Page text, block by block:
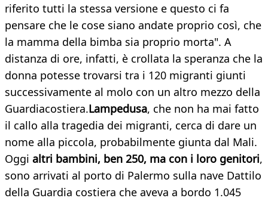
riferito tutti la stessa versione e questo ci fa
pensare che le cose siano andate proprio così, che
la mamma della bimba sia proprio morta". A
distanza di ore, infatti, è crollata la speranza che la
donna potesse trovarsi tra i 120 migranti giunti
successivamente al molo con un altro mezzo della
Guardiacostiera.Lampedusa, che non ha mai fatto
il callo alla tragedia dei migranti, cerca di dare un
nome alla piccola, probabilmente giunta dal Mali.
Oggi altri bambini, ben 250, ma con i loro genitori,
sono arrivati al porto di Palermo sulla nave Dattilo
della Guardia costiera che aveva a bordo 1.045